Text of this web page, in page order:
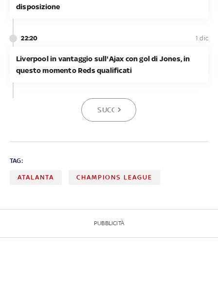
disposizione
22:20 1 dic
Liverpool in vantaggio sull'Ajax con gol di Jones, in
questo momento Reds qualificati
SUCCESSIVA
TAG:
ATALANTA CHAMPIONS LEAGUE
PUBBLICITÀ